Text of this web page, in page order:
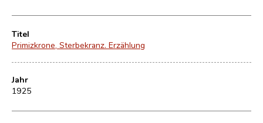
Titel
Primizkrone, Sterbekranz. Erzählung
Jahr
1925